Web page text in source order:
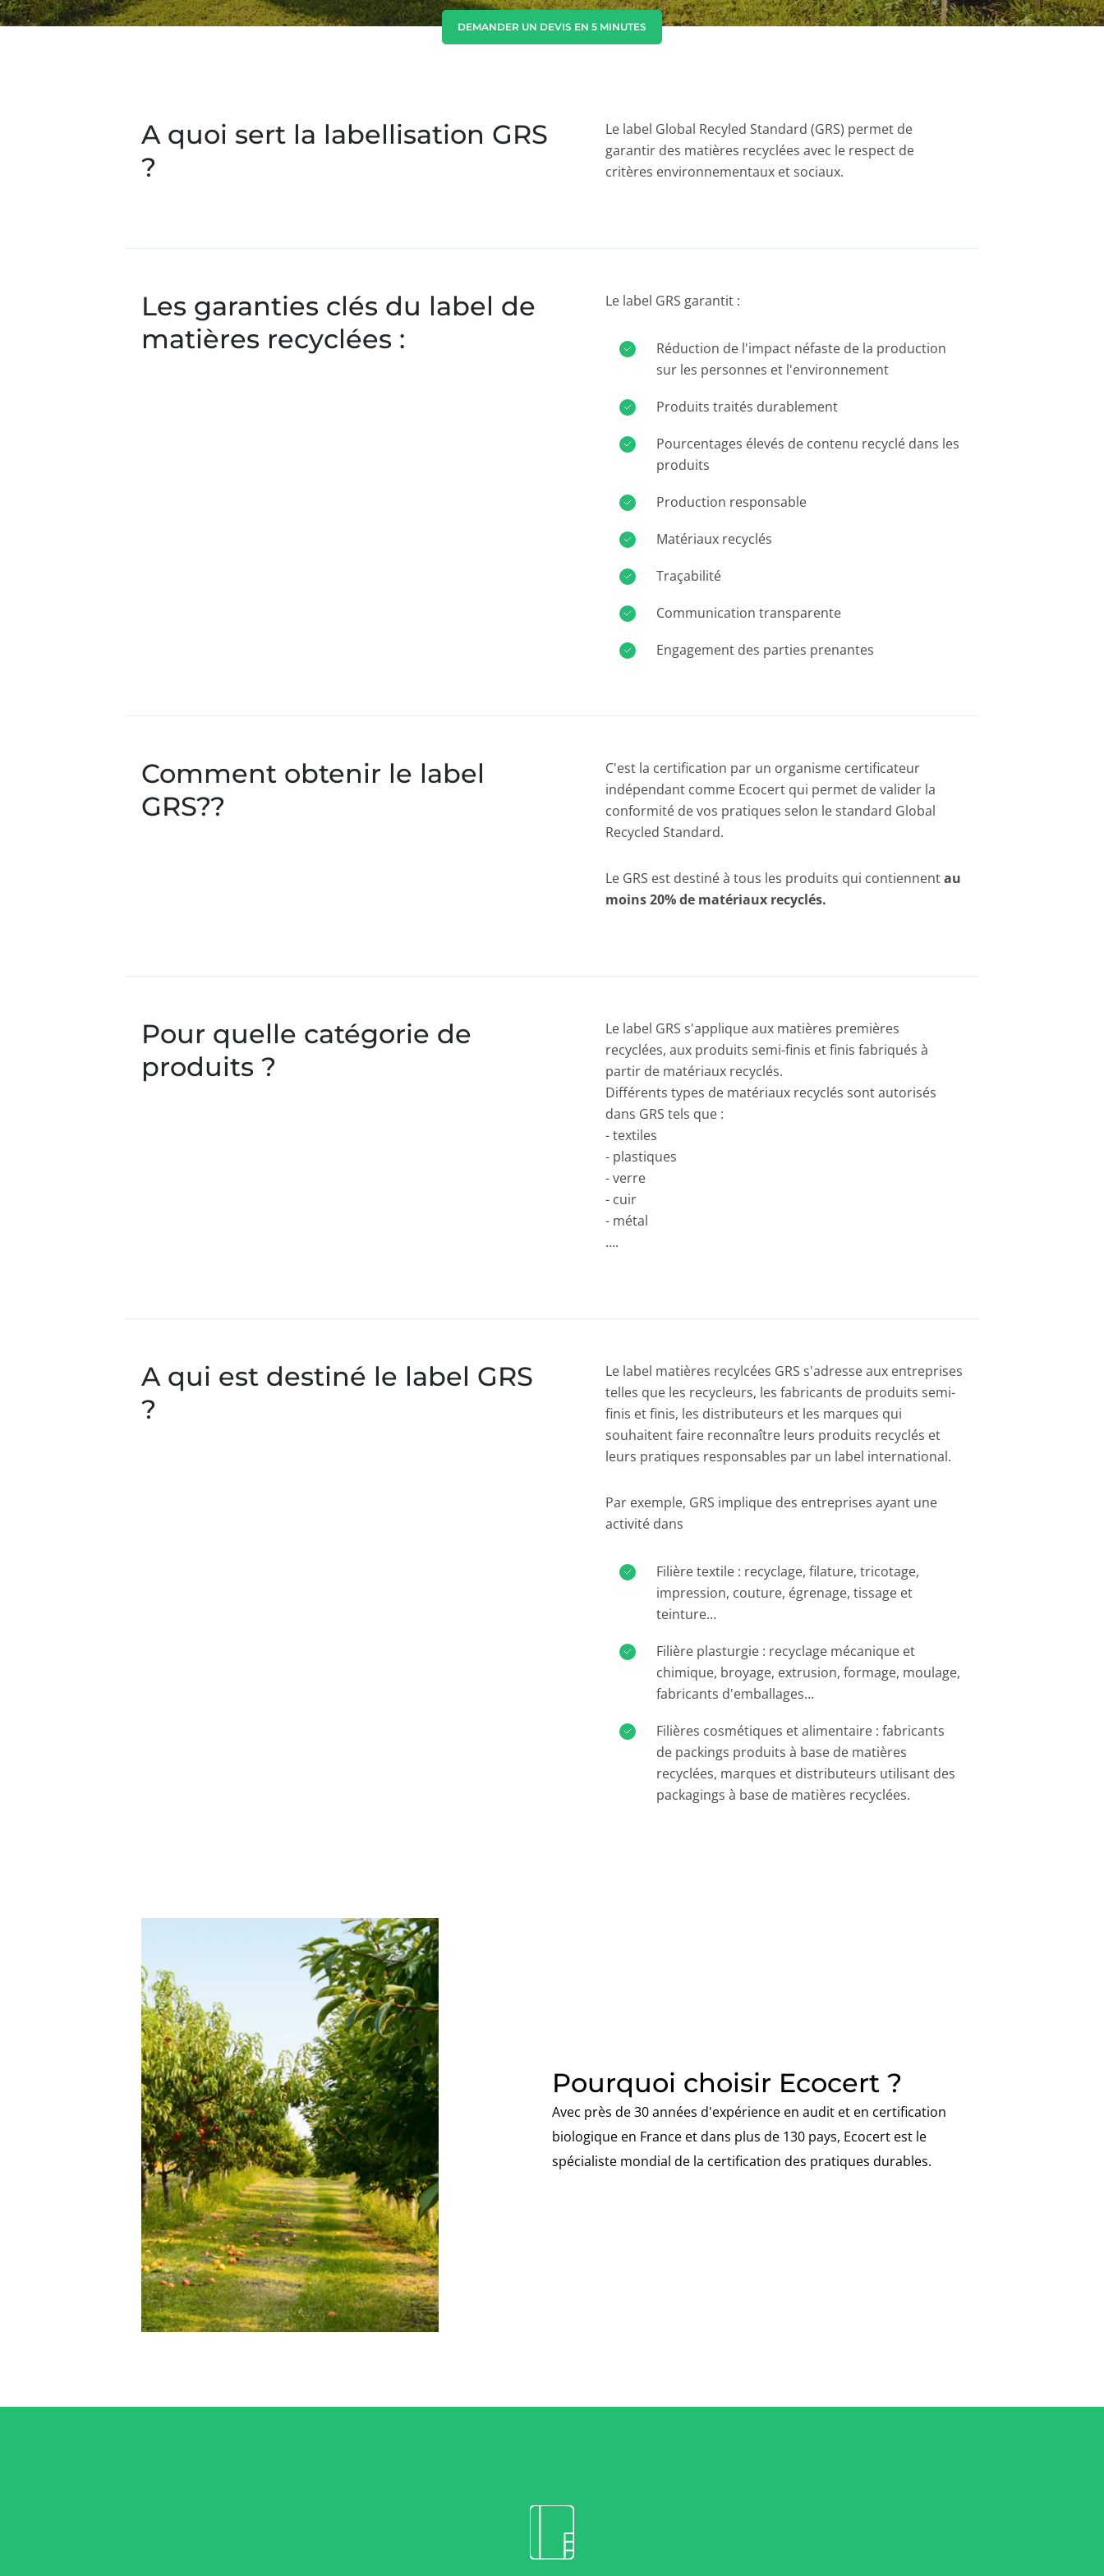
Corée du Sud
(anglais)
DEMANDER UN DEVIS EN 5 MINUTES
A quoi sert la labellisation GRS
?
Le label Global Recyled Standard (GRS) permet de
garantir des matières recyclées avec le respect de
critères environnementaux et sociaux.
Les garanties clés du label de
matières recyclées :
Le label GRS garantit :
Réduction de l'impact néfaste de la production
sur les personnes et l'environnement
Produits traités durablement
Pourcentages élevés de contenu recyclé dans les
produits
Production responsable
Matériaux recyclés
Traçabilité
Communication transparente
Engagement des parties prenantes
Comment obtenir le label
GRS??
C'est la certification par un organisme certificateur
indépendant comme Ecocert qui permet de valider la
conformité de vos pratiques selon le standard Global
Recycled Standard.
Le GRS est destiné à tous les produits qui contiennentau
moins 20% de matériaux recyclés.
Pour quelle catégorie de
produits ?
Le label GRS s'applique aux matières premières
recyclées, aux produits semi-finis et finis fabriqués à
partir de matériaux recyclés.
Différents types de matériaux recyclés sont autorisés
dans GRS tels que :
- textiles
- plastiques
- verre
- cuir
- métal
….
A qui est destiné le label GRS
?
Le label matières recylcées GRS s'adresse aux entreprises
telles que les recycleurs, les fabricants de produits semi-
finis et finis, les distributeurs et les marques qui
souhaitent faire reconnaître leurs produits recyclés et
leurs pratiques responsables par un label international.
Par exemple, GRS implique des entreprises ayant une
activité dans
Filière textile : recyclage, filature, tricotage,
impression, couture, égrenage, tissage et
teinture…
Filière plasturgie : recyclage mécanique et
chimique, broyage, extrusion, formage, moulage,
fabricants d'emballages…
Filières cosmétiques et alimentaire : fabricants
de packings produits à base de matières
recyclées, marques et distributeurs utilisant des
packagings à base de matières recyclées.
Pourquoi choisir Ecocert ?
Avec près de 30 années d'expérience en audit et en certification
biologique en France et dans plus de 130 pays, Ecocert est le
spécialiste mondial de la certification des pratiques durables.